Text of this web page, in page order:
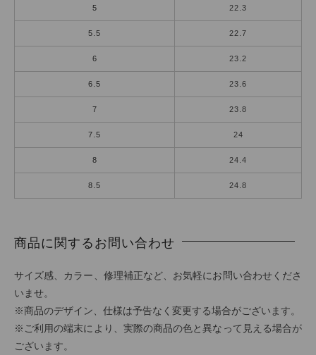
5 22.3
5.5 22.7
6 23.2
6.5 23.6
7 23.8
7.5 24
8 24.4
8.5 24.8
商品に関するお問い合わせ
サイズ感、カラー、修理補正など、お気軽にお問い合わせくださ
いませ。
※商品のデザイン、仕様は予告なく変更する場合がございます。
※ご利用の端末により、実際の商品の色と異なって見える場合が
ございます。